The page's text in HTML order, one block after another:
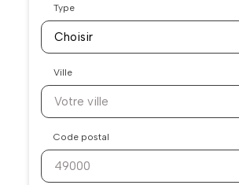
Type
Ville
Code postal